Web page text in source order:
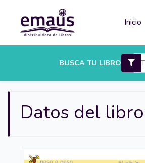
Inicio
BUSCA TU LIBRO
Datos del libro